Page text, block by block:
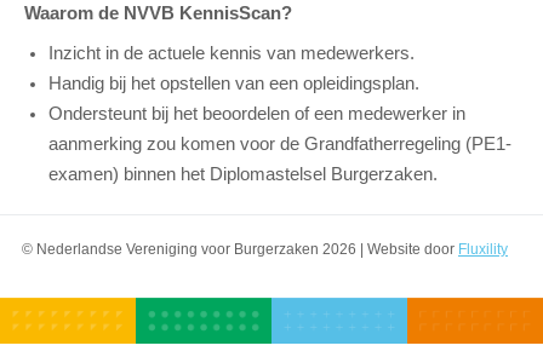
Waarom de NVVB KennisScan?
Inzicht in de actuele kennis van medewerkers.
Handig bij het opstellen van een opleidingsplan.
Ondersteunt bij het beoordelen of een medewerker in
aanmerking zou komen voor de Grandfatherregeling (PE1-
examen) binnen het Diplomastelsel Burgerzaken.
© Nederlandse Vereniging voor Burgerzaken 2026 | Website door Fluxility